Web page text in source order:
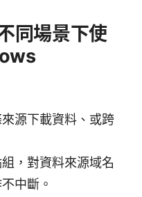
同場景下使
源下載資料、或跨
，對資料來源域名
中斷。